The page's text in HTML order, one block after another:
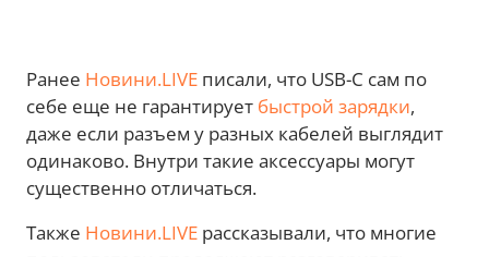
Ранее Новини.LIVE писали, что USB-C сам по
себе еще не гарантирует быстрой зарядки,
даже если разъем у разных кабелей выглядит
одинаково. Внутри такие аксессуары могут
существенно отличаться.
Также Новини.LIVE рассказывали, что многие